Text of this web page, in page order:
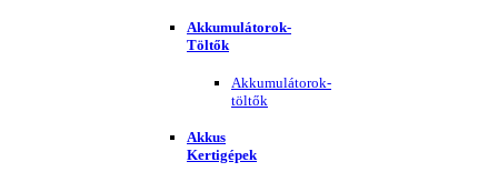
Akkumulátorok-
Töltők
Akkumulátorok-
töltők
Akkus
Kertigépek